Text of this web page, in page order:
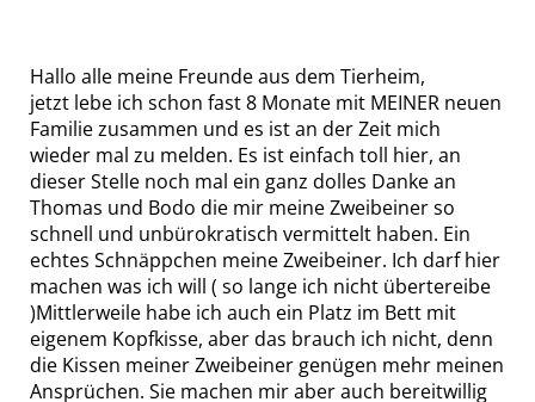
Hallo alle meine Freunde aus dem Tierheim,
jetzt lebe ich schon fast 8 Monate mit MEINER neuen
Familie zusammen und es ist an der Zeit mich
wieder mal zu melden. Es ist einfach toll hier, an
dieser Stelle noch mal ein ganz dolles Danke an
Thomas und Bodo die mir meine Zweibeiner so
schnell und unbürokratisch vermittelt haben. Ein
echtes Schnäppchen meine Zweibeiner. Ich darf hier
machen was ich will ( so lange ich nicht übertereibe
)Mittlerweile habe ich auch ein Platz im Bett mit
eigenem Kopfkisse, aber das brauch ich nicht, denn
die Kissen meiner Zweibeiner genügen mehr meinen
Ansprüchen. Sie machen mir aber auch bereitwillig